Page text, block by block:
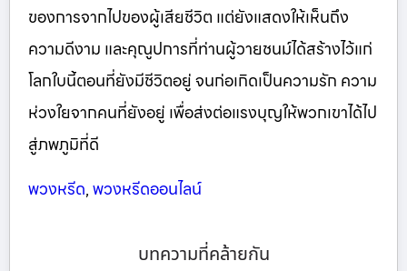
ของการจากไปของผู้เสียชีวิต แต่ยังแสดงให้เห็นถึง
ความดีงาม และคุณูปการที่ท่านผู้วายชนม์ได้สร้างไว้แก่
โลกใบนี้ตอนที่ยังมีชีวิตอยู่ จนก่อเกิดเป็นความรัก ความ
ห่วงใยจากคนที่ยังอยู่ เพื่อส่งต่อแรงบุญให้พวกเขาได้ไป
สู่ภพภูมิที่ดี
พวงหรีด,พวงหรีดออนไลน์
บทความที่คล้ายกัน